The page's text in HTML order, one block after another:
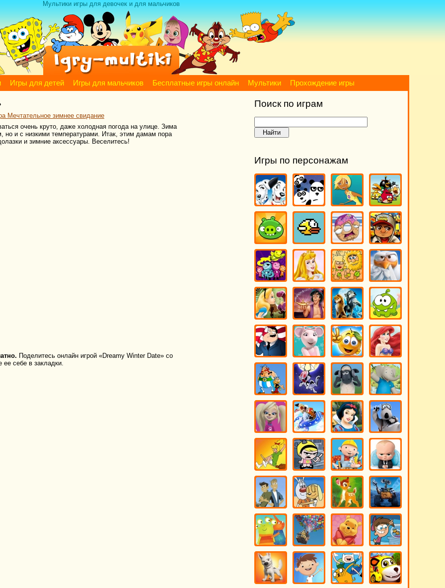
Мультики игры для девочек и для мальчиков
Игры для детей Игры для мальчиков Бесплатные игры онлайн Мультики Прохождение игры
Мечтательное зимнее свидание
очень круто, даже холодная погода на улице. Зима
но и с низкими температурами. Итак, этим дамам пора
и зимние аксессуары. Веселитесь!
Поделитесь онлайн игрой «Dreamy Winter Date» со
ее себе в закладки.
Поиск по играм
Игры по персонажам